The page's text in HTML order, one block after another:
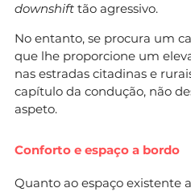
downshift tão agressivo.
No entanto, se procura um
que lhe proporcione um
nas estradas citadinas e
capítulo da condução, não
aspeto.
Conforto e espaço a bordo
Quanto ao espaço existente